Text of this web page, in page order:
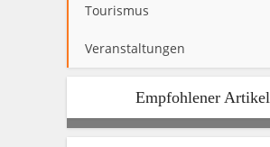
Tourismus
Veranstaltungen
Empfohlener Artikel